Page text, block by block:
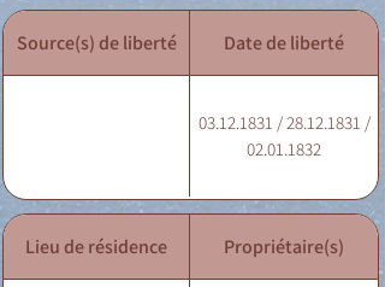
Source(s) de liberté Date de liberté
03.12.1831 / 28.12.1831 /
02.01.1832
Lieu de résidence Propriétaire(s)